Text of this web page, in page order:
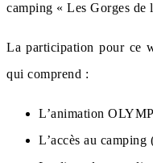
camping « Les Gorges de
La participation pour ce
qui comprend :
L’animation
L’accès au